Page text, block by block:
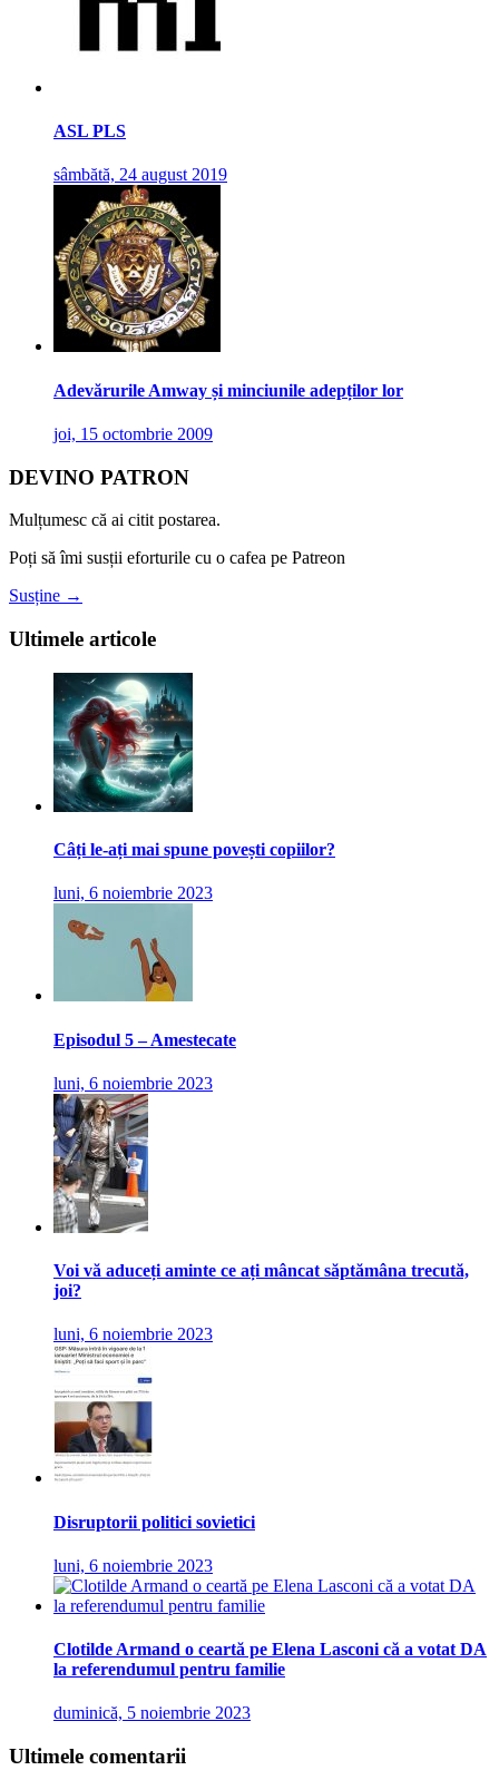
ASL PLS
sâmbătă, 24 august 2019
Adevărurile Amway și minciunile adepților lor
joi, 15 octombrie 2009
DEVINO PATRON
Mulțumesc că ai citit postarea.
Poți să îmi susții eforturile cu o cafea pe Patreon
Susține →
Ultimele articole
Câți le-ați mai spune povești copiilor?
luni, 6 noiembrie 2023
Episodul 5 – Amestecate
luni, 6 noiembrie 2023
Voi vă aduceți aminte ce ați mâncat săptămâna trecută,
joi?
luni, 6 noiembrie 2023
Disruptorii politici sovietici
luni, 6 noiembrie 2023
Clotilde Armand o ceartă pe Elena Lasconi că a votat DA
la referendumul pentru familie
duminică, 5 noiembrie 2023
Ultimele comentarii